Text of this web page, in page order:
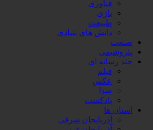
فناوری
بازی
طبیعت
دانش های بنیادی
صنعت
پتروشیمی
چند رسانه ای
فیلم
عکس
صدا
پادکست
استان ها
آذربایجان شرقی